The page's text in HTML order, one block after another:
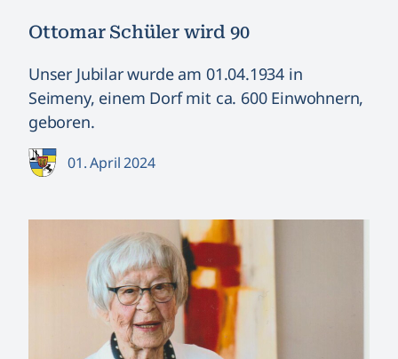
Ottomar Schüler wird 90
Unser Jubilar wurde am 01.04.1934 in
Seimeny, einem Dorf mit ca. 600 Einwohnern,
geboren.
01. April 2024